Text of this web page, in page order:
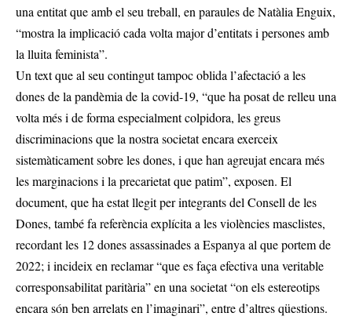
una entitat que amb el seu treball, en paraules de Natàlia Enguix,
“mostra la implicació cada volta major d’entitats i persones amb
la lluita feminista”.
Un text que al seu contingut tampoc oblida l’afectació a les
dones de la pandèmia de la covid-19, “que ha posat de relleu una
volta més i de forma especialment colpidora, les greus
discriminacions que la nostra societat encara exerceix
sistemàticament sobre les dones, i que han agreujat encara més
les marginacions i la precarietat que patim”, exposen. El
document, que ha estat llegit per integrants del Consell de les
Dones, també fa referència explícita a les violències masclistes,
recordant les 12 dones assassinades a Espanya al que portem de
2022; i incideix en reclamar “que es faça efectiva una veritable
corresponsabilitat paritària” en una societat “on els estereotips
encara són ben arrelats en l’imaginari”, entre d’altres qüestions.